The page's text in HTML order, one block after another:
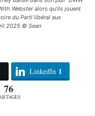
Webster alors qu'ils jouent
du Parti libéral aux
2025 © Sean
LinkedIn 1
76